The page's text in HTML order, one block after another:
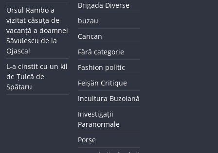
Ursul Rambo a
vizitat căsuța de
vacanță a doamnei
Săvulescu de la
Ojasca!
L-a cinstit cu un kil
de Țuică de
Spătaru
Brigada Diverse
buzau
Cancan
Fără categorie
Fashion politic
Feișăn Critique
Incultura Buzoiană
Investigații
Paranormale
Porșe